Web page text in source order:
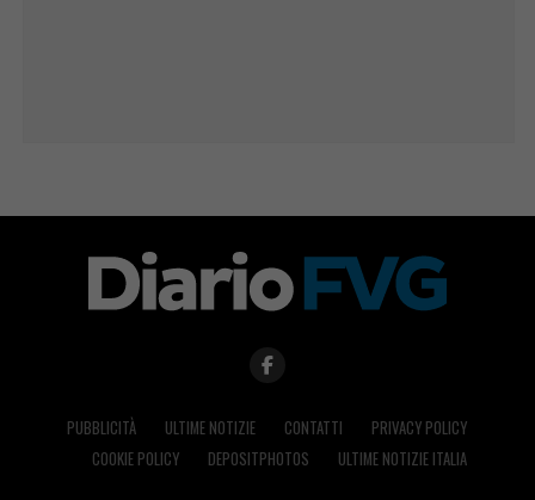
PUBBLICITÀ ULTIME NOTIZIE CONTATTI
PRIVACY POLICY
COOKIE POLICY
DEPOSITPHOTOS ULTIME NOTIZIE ITALIA